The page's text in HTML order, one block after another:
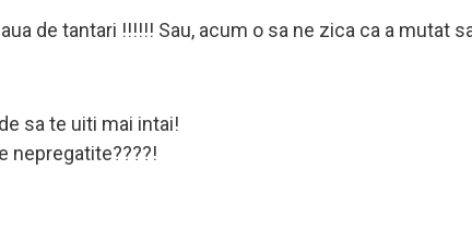
de tantari !!!!!! Sau, acum o sa ne zica ca a mutat
sa te uiti mai intai!
nepregatite????!